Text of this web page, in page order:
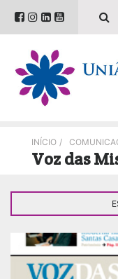
INÍCIO /
Voz das